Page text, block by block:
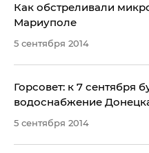
Как обстреливали
Мариуполе
5 сентября 2014
Горсовет: к 7 сентября
водоснабжение
5 сентября 2014